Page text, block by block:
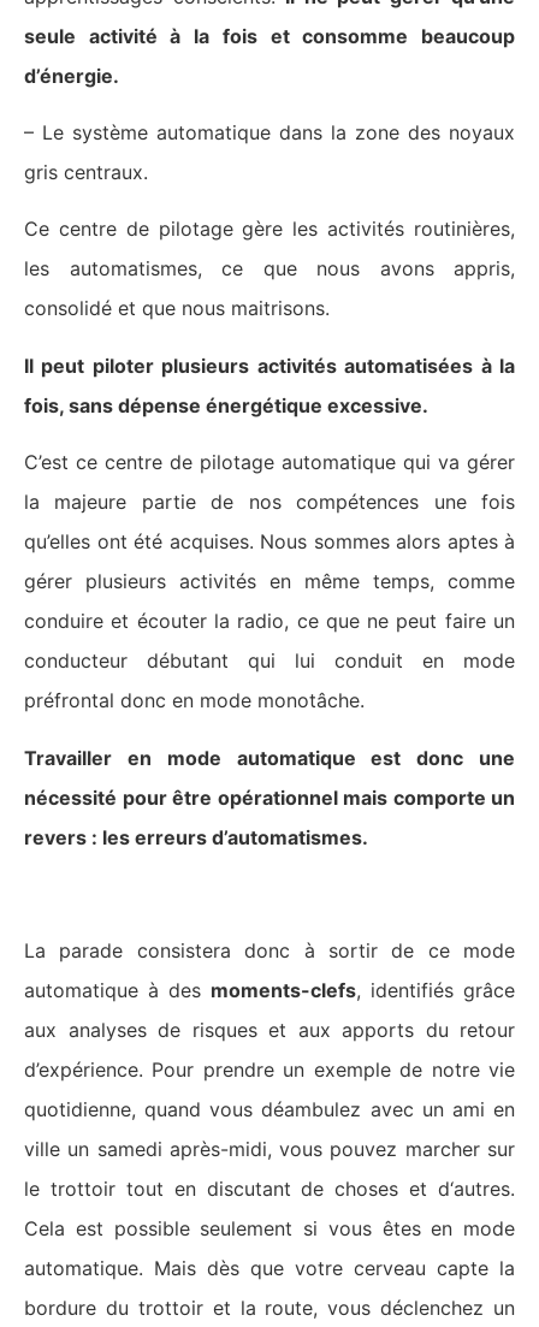
seule activité à la fois et consomme beaucoup
d’énergie.
– Le système automatique dans la zone des noyaux
gris centraux.
Ce centre de pilotage gère les activités routinières,
les automatismes, ce que nous avons appris,
consolidé et que nous maitrisons.
Il peut piloter plusieurs activités automatisées à la
fois, sans dépense énergétique excessive.
C’est ce centre de pilotage automatique qui va gérer
la majeure partie de nos compétences une fois
qu’elles ont été acquises. Nous sommes alors aptes à
gérer plusieurs activités en même temps, comme
conduire et écouter la radio, ce que ne peut faire un
conducteur débutant qui lui conduit en mode
préfrontal donc en mode monotâche.
Travailler en mode automatique est donc une
nécessité pour être opérationnel mais comporte un
revers : les erreurs d’automatismes.
La parade consistera donc à sortir de ce mode
automatique à des moments-clefs, identifiés grâce
aux analyses de risques et aux apports du retour
d’expérience. Pour prendre un exemple de notre vie
quotidienne, quand vous déambulez avec un ami en
ville un samedi après-midi, vous pouvez marcher sur
le trottoir tout en discutant de choses et d‘autres.
Cela est possible seulement si vous êtes en mode
automatique. Mais dès que votre cerveau capte la
bordure du trottoir et la route, vous déclenchez un